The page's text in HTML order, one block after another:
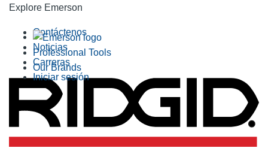
Explore Emerson
Professional Tools
Our Brands
Contáctenos
Noticias
Carreras
Iniciar sesión